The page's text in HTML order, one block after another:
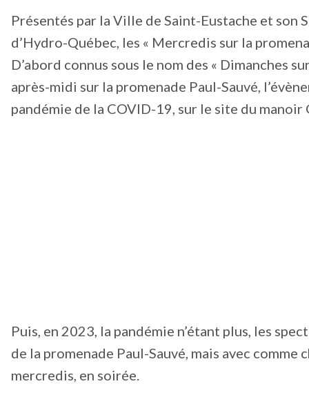
Présentés par la Ville de Saint-Eustache et son
d’Hydro-Québec, les « Mercredis sur la
D’abord connus sous le nom des « Dimanches
après-midi sur la promenade Paul-Sauvé,
pandémie de la COVID-19, sur le site du
Puis, en 2023, la pandémie n’étant plus, les
de la promenade Paul-Sauvé, mais avec
mercredis, en soirée.